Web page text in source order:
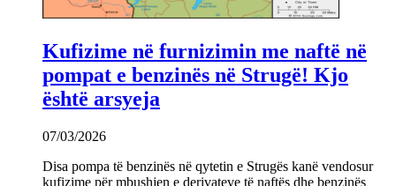
Kufizime në furnizimin me naftë në
pompat e benzinës në Strugë! Kjo
është arsyeja
07/03/2026
Disa pompa të benzinës në qytetin e Strugës kanë vendosur
kufizime për mbushjen e derivateve të naftës dhe benzinës